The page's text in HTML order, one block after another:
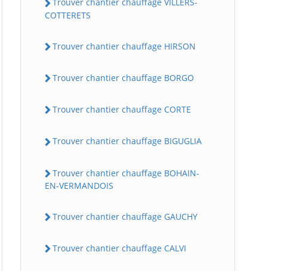
COTTERETS
Trouver chantier chauffage HIRSON
Trouver chantier chauffage BORGO
Trouver chantier chauffage CORTE
Trouver chantier chauffage BIGUGLIA
Trouver chantier chauffage BOHAIN-
EN-VERMANDOIS
Trouver chantier chauffage GAUCHY
Trouver chantier chauffage CALVI